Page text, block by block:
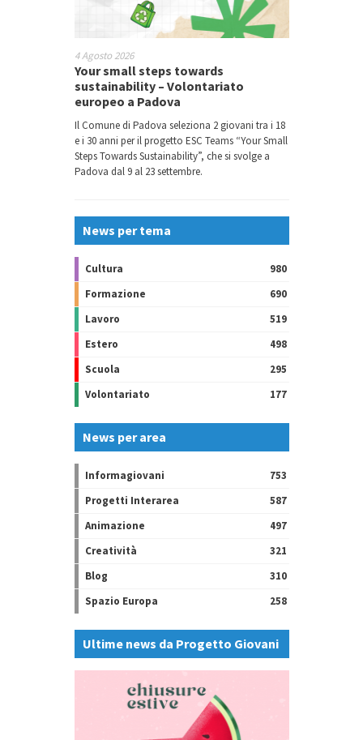
4 Agosto 2026
Your small steps towards
sustainability – Volontariato
europeo a Padova
Il Comune di Padova seleziona 2 giovani tra i 18
e i 30 anni per il progetto ESC Teams “Your Small
Steps Towards Sustainability”, che si svolge a
Padova dal 9 al 23 settembre.
News per tema
Cultura
980
Formazione
690
Lavoro
519
Estero
498
Scuola
295
Volontariato
177
News per area
Informagiovani
753
Progetti Interarea
587
Animazione
497
Creatività
321
Blog
310
Spazio Europa
258
Ultime news da Progetto Giovani